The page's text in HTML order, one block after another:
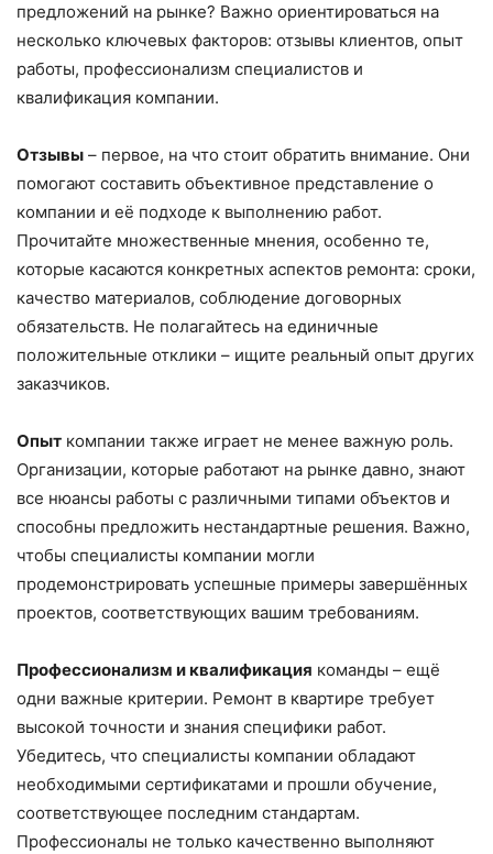
предложений на рынке? Важно ориентироваться на
несколько ключевых факторов: отзывы клиентов, опыт
работы, профессионализм специалистов и
квалификация компании.
Отзывы – первое, на что стоит обратить внимание. Они
помогают составить объективное представление о
компании и её подходе к выполнению работ.
Прочитайте множественные мнения, особенно те,
которые касаются конкретных аспектов ремонта: сроки,
качество материалов, соблюдение договорных
обязательств. Не полагайтесь на единичные
положительные отклики – ищите реальный опыт других
заказчиков.
Опыт компании также играет не менее важную роль.
Организации, которые работают на рынке давно, знают
все нюансы работы с различными типами объектов и
способны предложить нестандартные решения. Важно,
чтобы специалисты компании могли
продемонстрировать успешные примеры завершённых
проектов, соответствующих вашим требованиям.
Профессионализм и квалификация команды – ещё
одни важные критерии. Ремонт в квартире требует
высокой точности и знания специфики работ.
Убедитесь, что специалисты компании обладают
необходимыми сертификатами и прошли обучение,
соответствующее последним стандартам.
Профессионалы не только качественно выполняют